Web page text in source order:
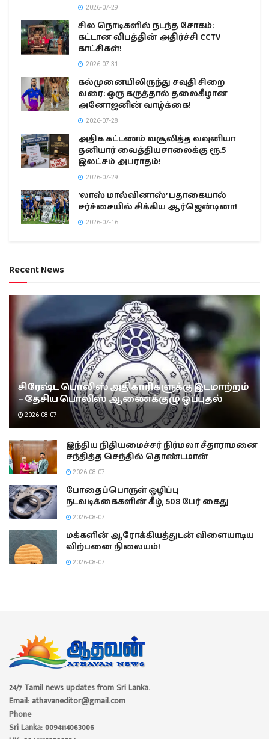
2026-07-29
சில நொடிகளில் நடந்த சோகம்:
கட்டான விபத்தின் அதிர்ச்சி CCTV
காட்சிகள்!
2026-07-31
கல்முனையிலிருந்து சவுதி சிறை
வரை: ஒரு கருத்தால் தலைகீழான
அனோஜனின் வாழ்க்கை!
2026-07-28
அதிக கட்டணம் வசூலித்த வவுனியா
தனியார் வைத்தியசாலைக்கு ரூ.5
இலட்சம் அபராதம்!
2026-07-29
‘லாஸ் மால்வினாஸ்’ பதாகையால்
சர்ச்சையில் சிக்கிய ஆர்ஜென்டினா!
2026-07-16
Recent News
சிரேஷ்ட பொலிஸ் அதிகாரிகளுக்கு இடமாற்றம்
– தேசிய பொலிஸ் ஆணைக்குழு ஒப்புதல்
2026-08-07
இந்திய நிதியமைச்சர் நிர்மலா சீதாராமனை
சந்தித்த செந்தில் தொண்டமான்
2026-08-07
போதைப்பொருள் ஒழிப்பு
நடவடிக்கைகளின் கீழ், 508 பேர் கைது
2026-08-07
மக்களின் ஆரோக்கியத்துடன் விளையாடிய
விற்பனை நிலையம்!
2026-08-07
24/7 Tamil news updates from Sri Lanka.
Email: athavaneditor@gmail.com
Phone
Sri Lanka: 0094114063006